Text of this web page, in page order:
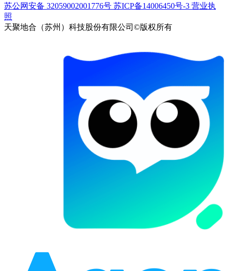
苏公网安备 32059002001776号 苏ICP备14006450号-3 营业执
照
天聚地合（苏州）科技股份有限公司©版权所有